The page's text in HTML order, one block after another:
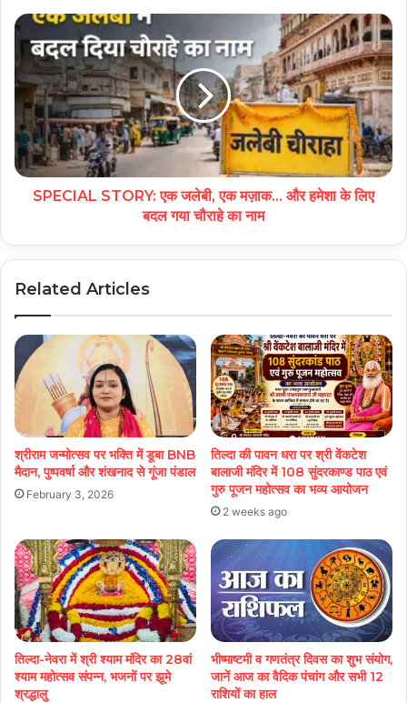
SPECIAL STORY: एक जलेबी, एक मज़ाक… और हमेशा के लिए
बदल गया चौराहे का नाम
Related Articles
श्रीराम जन्मोत्सव पर भक्ति में डूबा BNB
मैदान, पुष्पवर्षा और शंखनाद से गूंजा पंडाल
February 3, 2026
तिल्दा की पावन धरा पर श्री वेंकटेश
बालाजी मंदिर में 108 सुंदरकाण्ड पाठ एवं
गुरु पूजन महोत्सव का भव्य आयोजन
2 weeks ago
तिल्दा-नेवरा में श्री श्याम मंदिर का 28वां
श्याम महोत्सव संपन्न, भजनों पर झूमे
श्रद्धालु
भीष्माष्टमी व गणतंत्र दिवस का शुभ संयोग,
जानें आज का वैदिक पंचांग और सभी 12
राशियों का हाल